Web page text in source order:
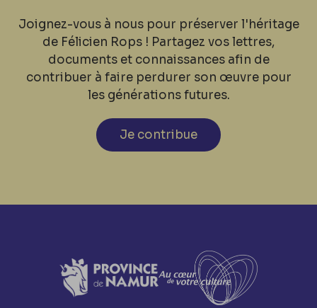
Joignez-vous à nous pour préserver l'héritage
de Félicien Rops ! Partagez vos lettres,
documents et connaissances afin de
contribuer à faire perdurer son œuvre pour
les générations futures.
Je contribue